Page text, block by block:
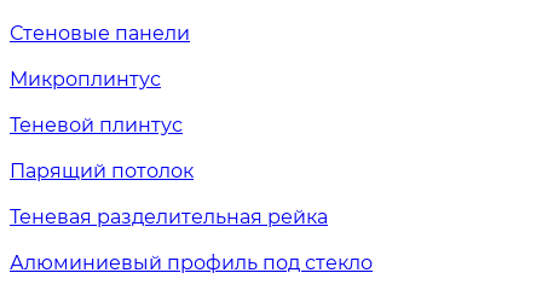
Стеновые панели
Микроплинтус
Теневой плинтус
Парящий потолок
Теневая разделительная рейка
Алюминиевый профиль под стекло